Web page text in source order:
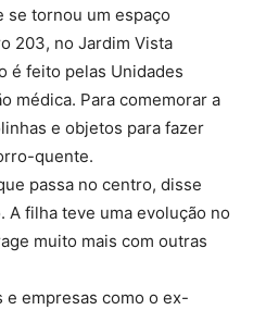
se tornou um espaço
203, no Jardim Vista
é feito pelas Unidades
médica. Para comemorar a
e objetos para fazer
quente.
passa no centro, disse
filha teve uma evolução no
muito mais com outras
e empresas como o ex-